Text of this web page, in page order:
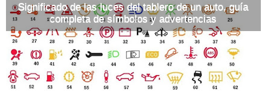
Significado de las luces del tablero de un auto, guía
completa de símbolos y advertencias